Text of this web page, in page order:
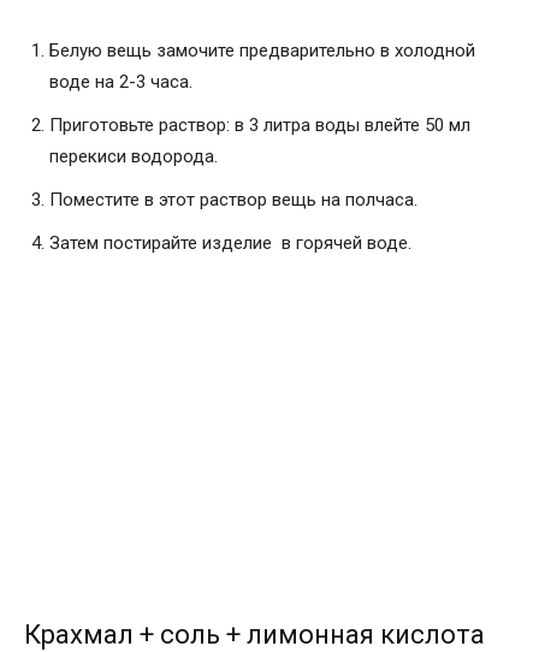
Белую вещь замочите предварительно в холодной
воде на 2-3 часа.
Приготовьте раствор: в 3 литра воды влейте 50 мл
перекиси водорода.
Поместите в этот раствор вещь на полчаса.
Затем постирайте изделие в горячей воде.
Крахмал + соль + лимонная кислота